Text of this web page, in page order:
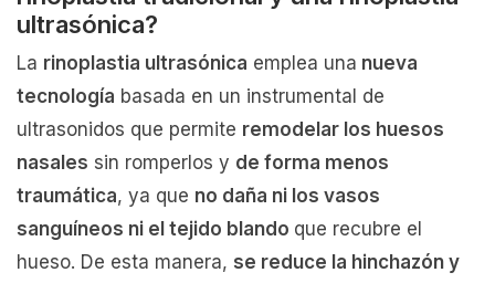
ultrasónica?
La rinoplastia ultrasónica emplea una nueva
tecnología basada en un instrumental de
ultrasonidos que permite remodelar los huesos
nasales sin romperlos y de forma menos
traumática, ya que no daña ni los vasos
sanguíneos ni el tejido blando que recubre el
hueso. De esta manera, se reduce la hinchazón y